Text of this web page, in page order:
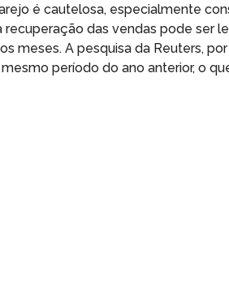
é cautelosa, especialmente
das vendas pode ser
meses. A pesquisa da Reuters,
período do ano anterior, o